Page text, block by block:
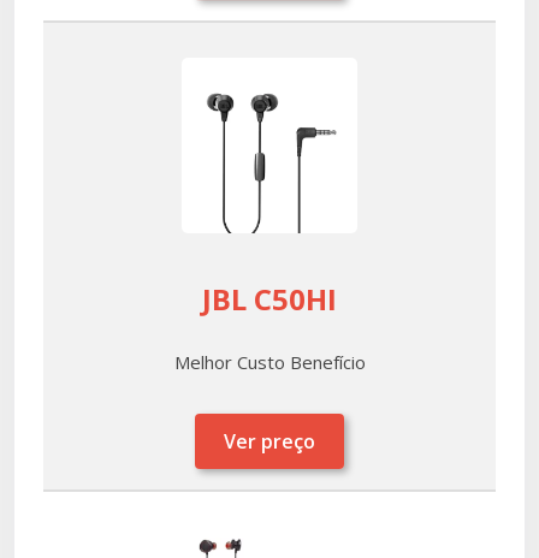
JBL C50HI
Melhor Custo Benefício
Ver preço